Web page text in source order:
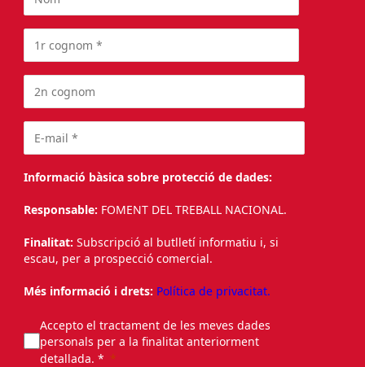
Informació bàsica sobre protecció de dades:
Responsable: FOMENT DEL TREBALL NACIONAL.
Finalitat: Subscripció al butlletí informatiu i, si
escau, per a prospecció comercial.
Més informació i drets: Política de privacitat.
Accepto el tractament de les meves dades
personals per a la finalitat anteriorment
detallada. *